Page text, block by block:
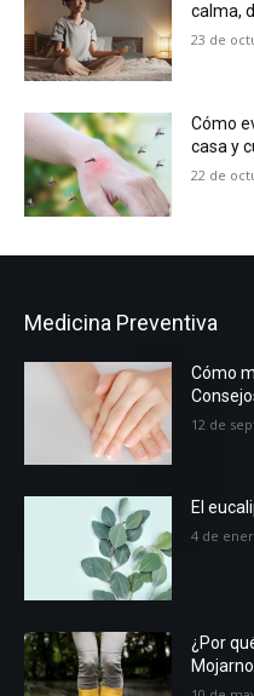
calma,
23 de
Cómo
casa y
22 de
Medicina Preventiva
Cómo
12 de
El
4 de
¿Por